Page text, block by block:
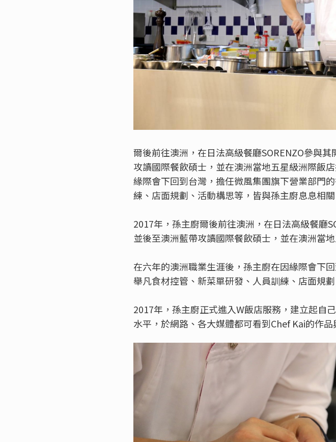
爾後前往澳洲，在日法高級餐廳SORENZO參與
攻讀國際餐飲碩士，並在澳洲當地五星級洲際飯
緣際會下回到台灣，擔任微風集團旗下營業部門
練、店面規劃、活動構思等，皆與孫主廚息息相關
2017年，孫主廚爾後前往澳洲，在日法高級餐廳
並後至澳洲藍帶攻讀國際餐飲碩士，並在澳洲當
在六年的澳洲職業生涯後，孫主廚在因緣際會下
舉凡食材控管、新菜單研發、人員訓練、店面規
2017年，孫主廚正式進入W飯店服務，建立起自
水平，於網路、各大媒體都可看到Chef Kai的作品